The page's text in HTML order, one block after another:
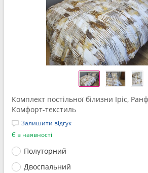
Комплект постільної білизни Іріс,
Комфорт-текстиль
Залишити відгук
Є в наявності
Полуторний
Двоспальний